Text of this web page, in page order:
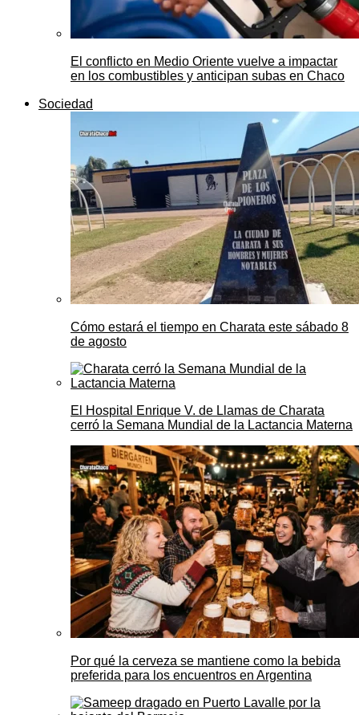
El conflicto en Medio Oriente vuelve a impactar
en los combustibles y anticipan subas en Chaco
Sociedad
Cómo estará el tiempo en Charata este sábado 8
de agosto
El Hospital Enrique V. de Llamas de Charata
cerró la Semana Mundial de la Lactancia Materna
Por qué la cerveza se mantiene como la bebida
preferida para los encuentros en Argentina